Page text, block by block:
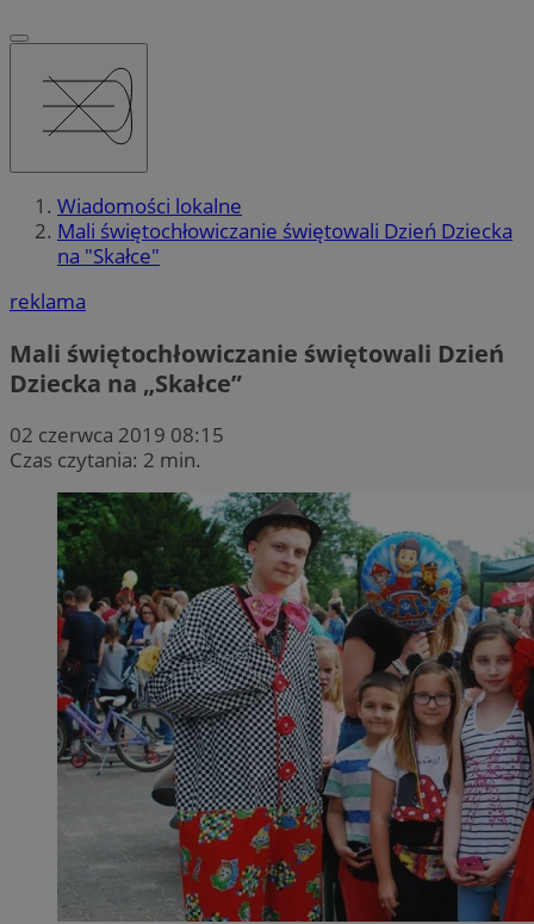
Wiadomości lokalne
Mali świętochłowiczanie świętowali Dzień Dziecka
na "Skałce"
reklama
Mali świętochłowiczanie świętowali Dzień
Dziecka na „Skałce”
02 czerwca 2019 08:15
Czas czytania: 2 min.